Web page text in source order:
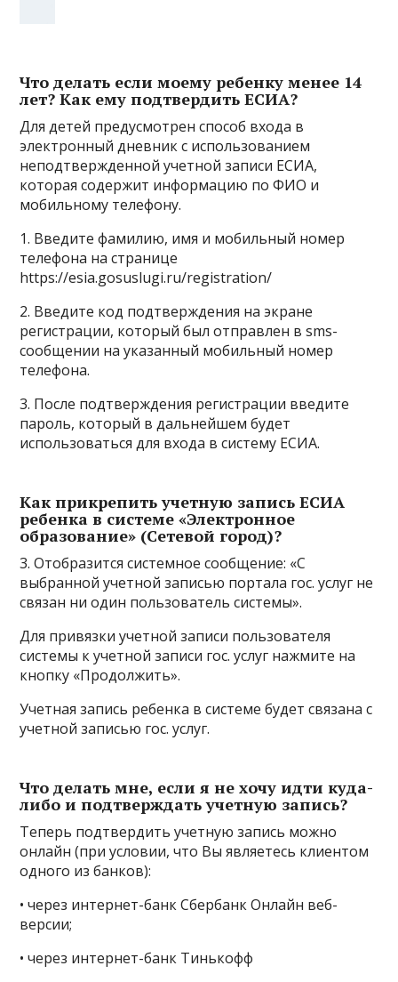
Что делать если моему ребенку менее 14
лет? Как ему подтвердить ЕСИА?
Для детей предусмотрен способ входа в
электронный дневник с использованием
неподтвержденной учетной записи ЕСИА,
которая содержит информацию по ФИО и
мобильному телефону.
1. Введите фамилию, имя и мобильный номер
телефона на странице
https://esia.gosuslugi.ru/registration/
2. Введите код подтверждения на экране
регистрации, который был отправлен в sms-
сообщении на указанный мобильный номер
телефона.
3. После подтверждения регистрации введите
пароль, который в дальнейшем будет
использоваться для входа в систему ЕСИА.
Как прикрепить учетную запись ЕСИА
ребенка в системе «Электронное
образование» (Сетевой город)?
3. Отобразится системное сообщение: «С
выбранной учетной записью портала гос. услуг не
связан ни один пользователь системы».
Для привязки учетной записи пользователя
системы к учетной записи гос. услуг нажмите на
кнопку «Продолжить».
Учетная запись ребенка в системе будет связана с
учетной записью гос. услуг.
Что делать мне, если я не хочу идти куда-
либо и подтверждать учетную запись?
Теперь подтвердить учетную запись можно
онлайн (при условии, что Вы являетесь клиентом
одного из банков):
• через интернет-банк Сбербанк Онлайн веб-
версии;
• через интернет-банк Тинькофф